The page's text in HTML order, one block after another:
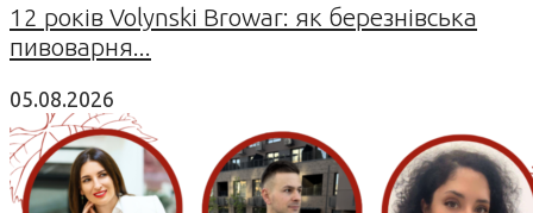
12 років Volynski Browar: як березнівська
пивоварня...
05.08.2026